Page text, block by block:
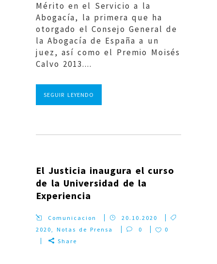
Mérito en el Servicio a la
Abogacía, la primera que ha
otorgado el Consejo General de
la Abogacía de España a un
juez, así como el Premio Moisés
Calvo 2013....
SEGUIR LEYENDO
El Justicia inaugura el curso
de la Universidad de la
Experiencia
Comunicacion
20.10.2020
2020,Notas de Prensa 0
0
Share